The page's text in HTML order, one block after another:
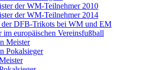
der WM-Teilnehmer 2010
der WM-Teilnehmer 2014
DFB-Trikots bei WM und EM
europäischen Vereinsfußball
Meister
Pokalsieger